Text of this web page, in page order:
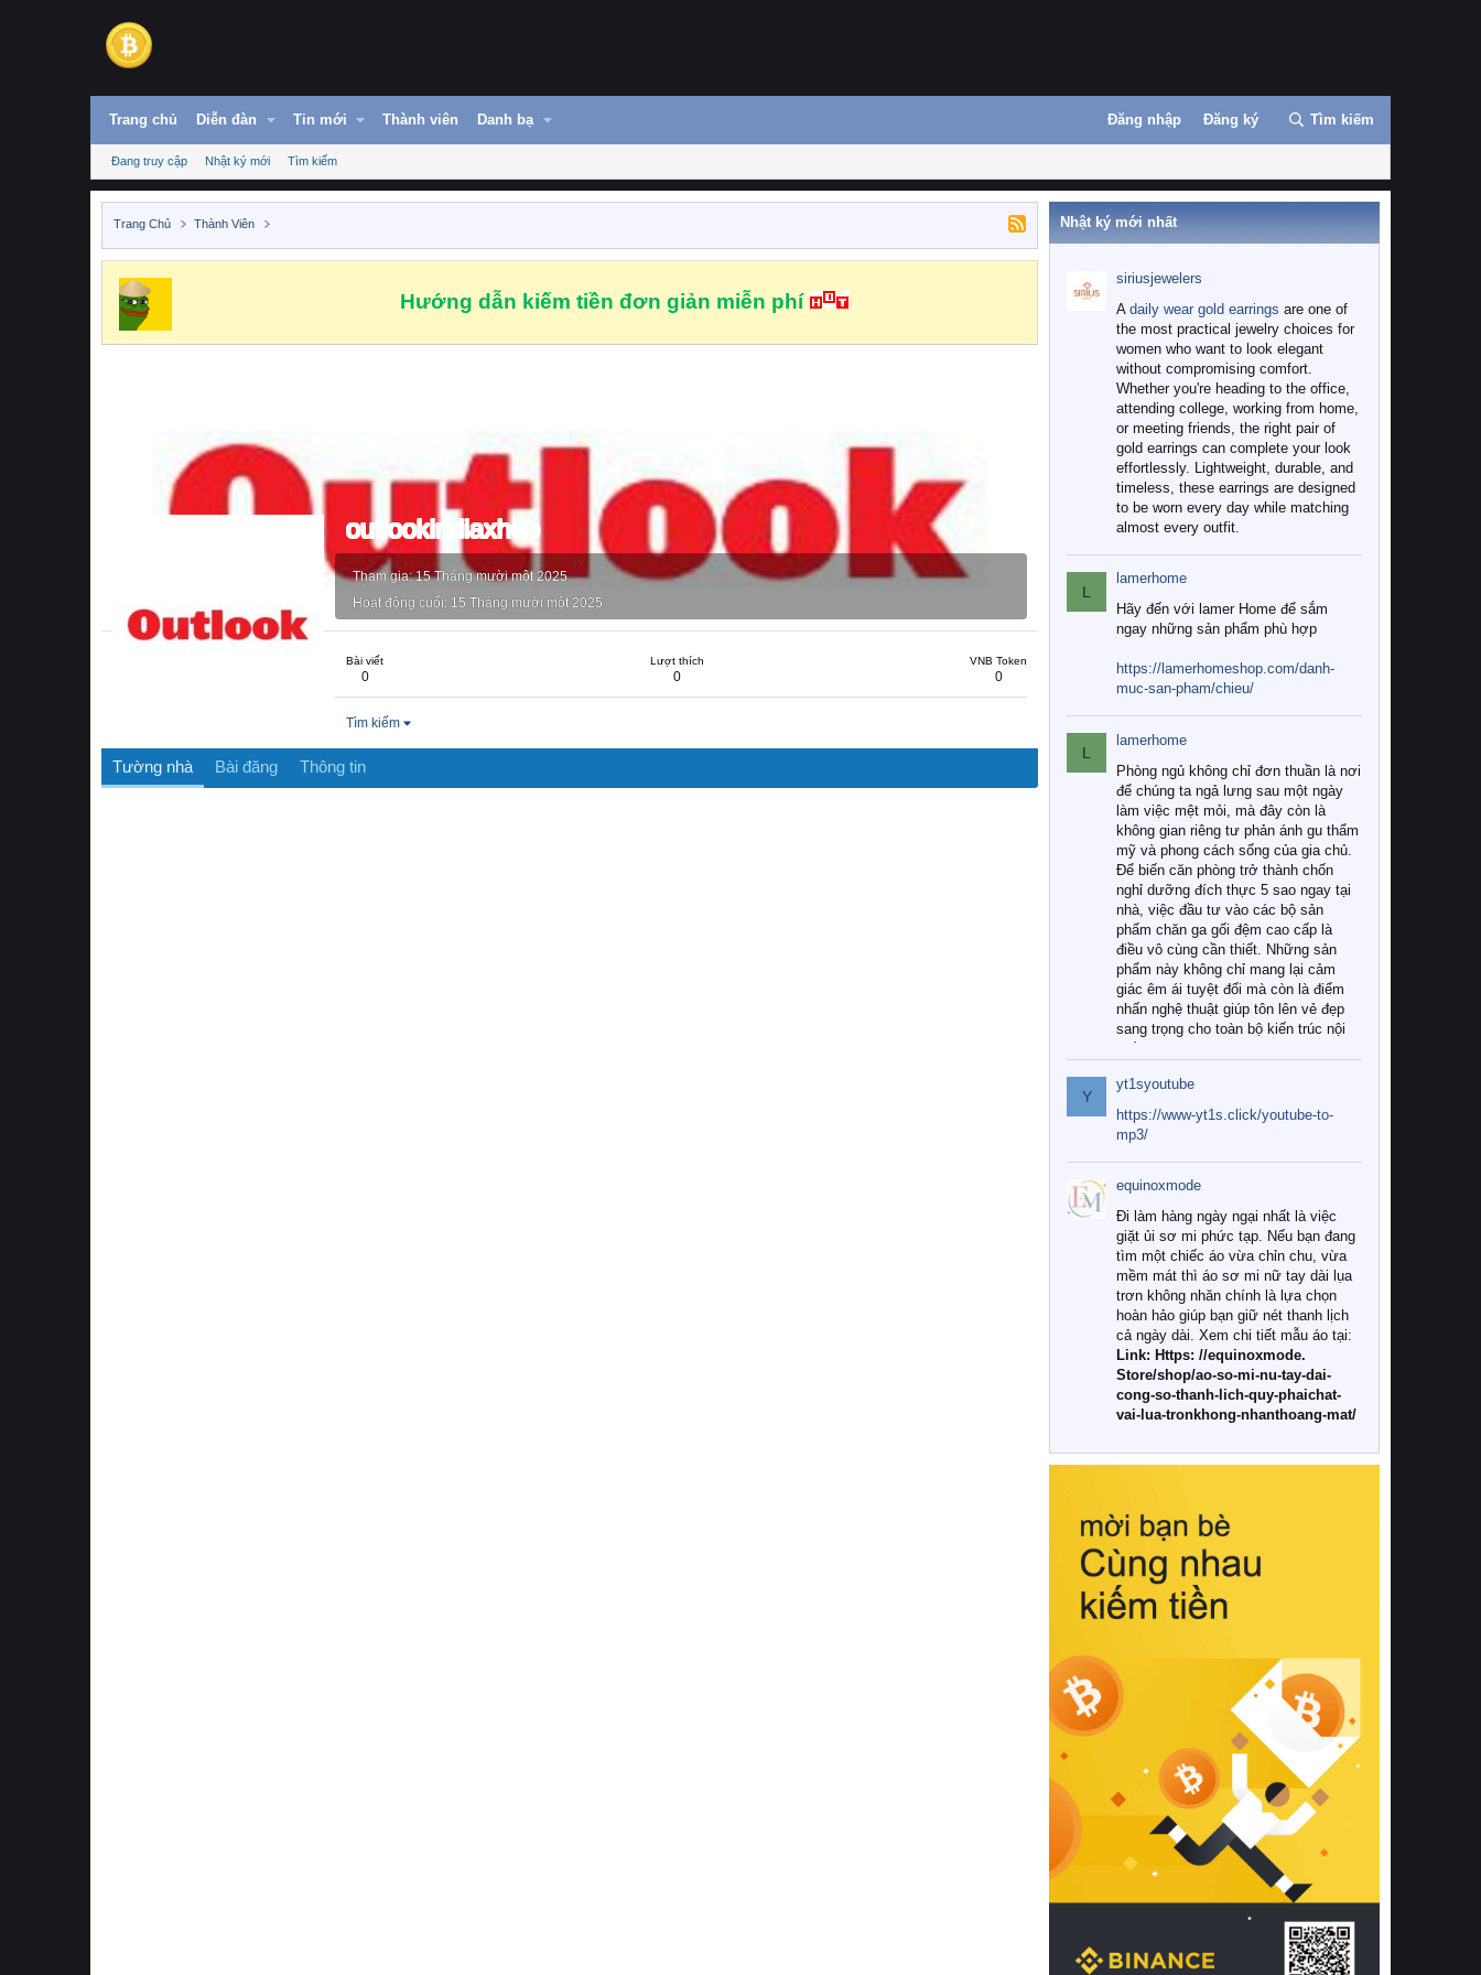
Trang chủ Diễn đàn Tin mới Thành viên Danh bạ Đăng nhập Đăng ký Tìm kiếm
Đang truy cập Nhật ký mới Tìm kiếm
Trang Chủ Thành Viên
Hướng dẫn kiếm tiền đơn giản miễn phí
outlookindiaxhub
Tham gia 15 Tháng mười một 2025
Hoạt động cuối 15 Tháng mười một 2025
Bài viết
0
Lượt thích
0
VNB Token
0
Tìm kiếm
Tường nhà Bài đăng Thông tin
Nhật ký mới nhất
siriusjewelers
A daily wear gold earrings are one of
the most practical jewelry choices for
women who want to look elegant
without compromising comfort.
Whether you're heading to the office,
attending college, working from home,
or meeting friends, the right pair of
gold earrings can complete your look
effortlessly. Lightweight, durable, and
timeless, these earrings are designed
to be worn every day while matching
almost every outfit.
L
lamerhome
Hãy đến với lamer Home để sắm
ngay những sản phẩm phù hợp
https://lamerhomeshop.com/danh-
muc-san-pham/chieu/
L
lamerhome
Phòng ngủ không chỉ đơn thuần là nơi
để chúng ta ngả lưng sau một ngày
làm việc mệt mỏi, mà đây còn là
không gian riêng tư phản ánh gu thẩm
mỹ và phong cách sống của gia chủ.
Để biến căn phòng trở thành chốn
nghỉ dưỡng đích thực 5 sao ngay tại
nhà, việc đầu tư vào các bộ sản
phẩm chăn ga gối đệm cao cấp là
điều vô cùng cần thiết. Những sản
phẩm này không chỉ mang lại cảm
giác êm ái tuyệt đối mà còn là điểm
nhấn nghệ thuật giúp tôn lên vẻ đẹp
sang trọng cho toàn bộ kiến trúc nội
Tuy nhiên, giữa thị trường đa dạng
với vô vàn thương hiệu và mẫu mã
như hiện nay, làm thế nào để chọn
được những bộ chăn ga gối đệm cao
cấp thực sự chất lượng, phù hợp với
khí hậu và nhu cầu sử dụng của gia
đình? Hãy cùng chúng tôi đi tìm lời
giải đáp chi tiết qua bài viết dưới đây.
1. Tại sao các gia đình hiện đại lại ưa
chuộng chăn ga gối đệm cao cấp?
Khác với các dòng sản phẩm thông
thường, những bộ chăn ga gối đệm
cao cấp trải qua quy trình sản xuất
nghiêm ngặt từ khâu chọn lọc nguyên
liệu tự nhiên đến công nghệ dệt
nhuộm hiện đại không chứa hóa chất
này, bạn sẽ cảm nhận rõ rệt sự khác
hồi chuẩn xác của phần đệm nâng đỡ
cột sống.
Bên cạnh đó, việc lựa chọn các dòng
sản phẩm đạt chuẩn chất lượng quốc
tế còn giúp ngăn ngừa tình trạng kích
khuẩn và nấm mốc trong điều kiện
thời tiết nóng ẩm. Bạn có thể tìm hiểu
thêm các nghiên cứu khoa học về tác
động của giấc ngủ và môi trường
phòng ngủ đối với sức khỏe con
người tại Sleep Foundation (External
Link) để có cái nhìn toàn diện hơn.
2. Các tiêu chí vàng khi lựa chọn
chăn ga gối đệm cao cấp cho phòng
ngủ
Để sở hữu một bộ chăn ga gối đệm
cao cấp hoàn hảo cả về thẩm mỹ lẫn
công năng, người tiêu dùng cần cân
nhắc kỹ lưỡng các tiêu chí quan trọng
Y
yt1syoutube
https://www-yt1s.click/youtube-to-
mp3/
equinoxmode
Đi làm hàng ngày ngại nhất là việc
giặt ủi sơ mi phức tạp. Nếu bạn đang
tìm một chiếc áo vừa chỉn chu, vừa
mềm mát thì áo sơ mi nữ tay dài lụa
trơn không nhăn chính là lựa chọn
hoàn hảo giúp bạn giữ nét thanh lịch
cả ngày dài. Xem chi tiết mẫu áo tại:
Link: Https: //equinoxmode.
Store/shop/ao-so-mi-nu-tay-dai-
cong-so-thanh-lich-quy-phaichat-
vai-lua-tronkhong-nhanthoang-mat/